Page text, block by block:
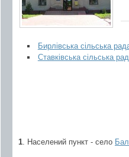
Бирлівська сільська
Ставківська сільська
1. Населений пункт - село